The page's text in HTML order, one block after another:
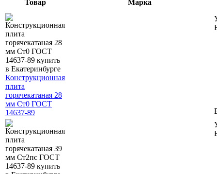
Товар
Марка
Конструкционная
плита
горячекатаная 28
мм Ст0 ГОСТ
14637-89